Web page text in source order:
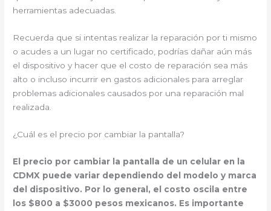
herramientas adecuadas.
Recuerda que si intentas realizar la reparación por ti mismo
o acudes a un lugar no certificado, podrías dañar aún más
el dispositivo y hacer que el costo de reparación sea más
alto o incluso incurrir en gastos adicionales para arreglar
problemas adicionales causados ​​por una reparación mal
realizada.
¿Cuál es el precio por cambiar la pantalla?
El precio por cambiar la pantalla de un celular en la
CDMX puede variar dependiendo del modelo y marca
del dispositivo. Por lo general, el costo oscila entre
los $800 a $3000 pesos mexicanos. Es importante